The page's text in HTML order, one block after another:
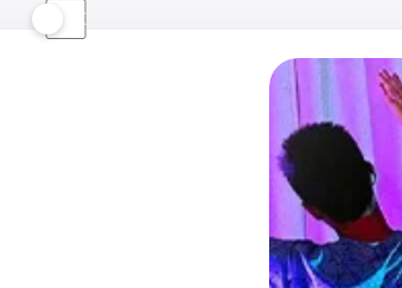
☾